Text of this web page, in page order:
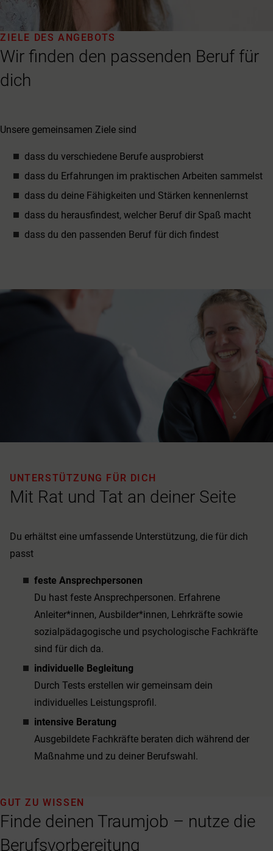
Wir finden den passenden Beruf für
dich
ZIELE DES ANGEBOTS
Unsere gemeinsamen Ziele sind
dass du verschiedene Berufe ausprobierst
dass du Erfahrungen im praktischen Arbeiten sammelst
dass du deine Fähigkeiten und Stärken kennenlernst
dass du herausfindest, welcher Beruf dir Spaß macht
dass du den passenden Beruf für dich findest
Mit Rat und Tat an deiner Seite
UNTERSTÜTZUNG FÜR DICH
Du erhältst eine umfassende Unterstützung, die für dich
passt
feste Ansprechpersonen
Du hast feste Ansprechpersonen. Erfahrene
Anleiter*innen, Ausbilder*innen, Lehrkräfte sowie
sozialpädagogische und psychologische Fachkräfte
sind für dich da.
individuelle Begleitung
Durch Tests erstellen wir gemeinsam dein
individuelles Leistungsprofil.
intensive Beratung
Ausgebildete Fachkräfte beraten dich während der
Maßnahme und zu deiner Berufswahl.
Finde deinen Traumjob – nutze die
Berufsvorbereitung
GUT ZU WISSEN